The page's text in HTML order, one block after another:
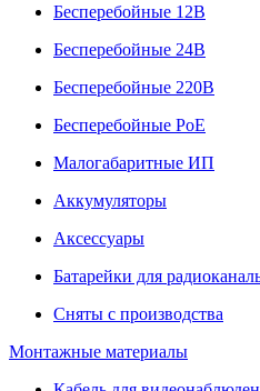
Бесперебойные 12В
Бесперебойные 24В
Бесперебойные 220В
Бесперебойные PoE
Малогабаритные ИП
Аккумуляторы
Аксессуары
Батарейки для
Сняты с производства
Монтажные материалы